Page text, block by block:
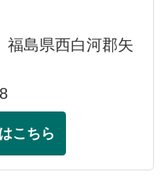
島県西白河郡矢
こちら